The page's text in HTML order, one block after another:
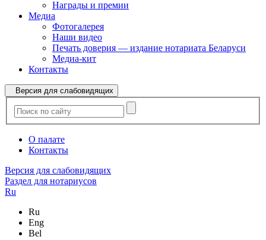
Награды и премии
Медиа
Фотогалерея
Наши видео
Печать доверия — издание нотариата Беларуси
Медиа-кит
Контакты
Версия для слабовидящих
О палате
Контакты
Версия для слабовидящих
Раздел для нотариусов
Ru
Ru
Eng
Bel